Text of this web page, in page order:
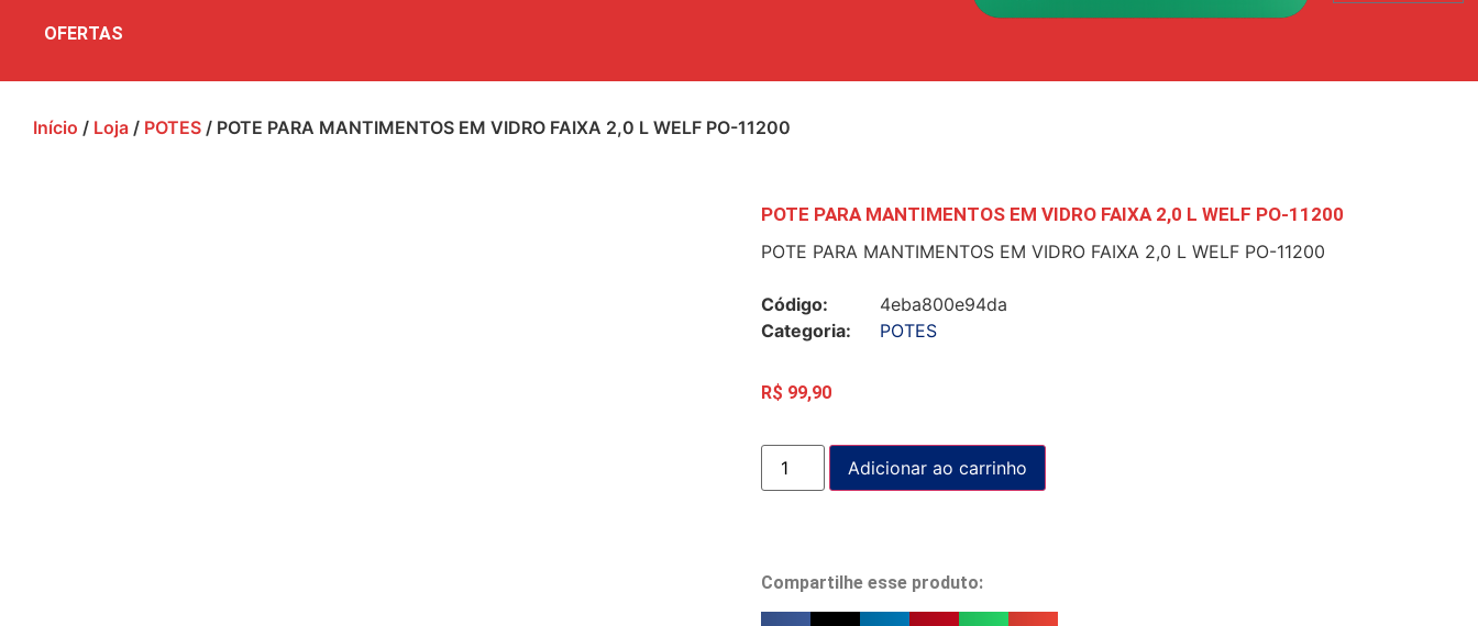
OFERTAS
Início / Loja / POTES / POTE PARA MANTIMENTOS EM VIDRO FAIXA 2,0 L WELF PO-11200
POTE PARA MANTIMENTOS EM VIDRO FAIXA 2,0 L WELF PO-11200
POTE PARA MANTIMENTOS EM VIDRO FAIXA 2,0 L WELF PO-11200
Código:
4eba800e94da
Categoria:
POTES
R$ 99,90
Adicionar ao carrinho
Compartilhe esse produto: